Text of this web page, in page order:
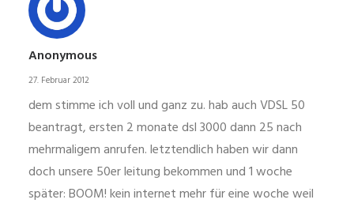
Anonymous
27. Februar 2012
dem stimme ich voll und ganz zu. hab auch VDSL 50
beantragt, ersten 2 monate dsl 3000 dann 25 nach
mehrmaligem anrufen. letztendlich haben wir dann
doch unsere 50er leitung bekommen und 1 woche
später: BOOM! kein internet mehr für eine woche weil